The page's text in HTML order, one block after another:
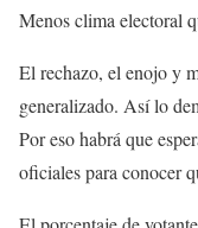
Menos clima electoral
El rechazo, el enojo y
generalizado. Así lo
Por eso habrá que
oficiales para conocer